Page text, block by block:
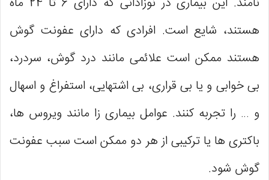
هستند، شایع است. افرادی که دارای عفونت گوش
هستند ممکن است علائمی مانند درد گوش، سردرد،
بی‌ خوابی و یا بی ‌قراری، بی ‌اشتهایی، استفراغ و اسهال
و … را تجربه کنند. عوامل بیماری ‌زا مانند ویروس ‌ها،
باکتری‌ ها یا ترکیبی از هر دو ممکن است سبب عفونت
گوش شود.